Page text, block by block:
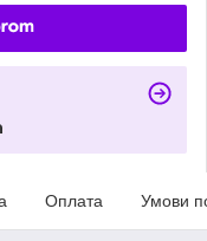
Оплата Умови